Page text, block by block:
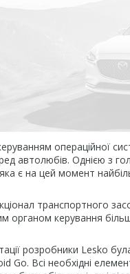
операційної
автолюбів. Однією з
є на цей момент
транспортного
керування
розробники Lesko
Go. Всі необхідні